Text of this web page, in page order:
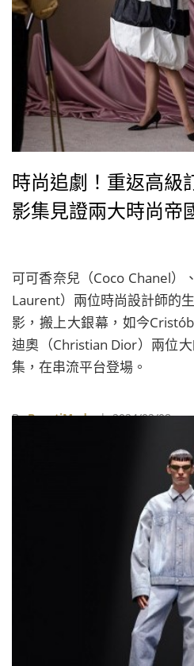
時尚追劇！重返高級
影集見證兩大時尚帝
可可香奈兒（Coco Chanel）
Laurent）兩位時尚設計師的
影，搬上大銀幕，如今
迪奧（Christian Dior）兩位
集，在串流平台登場。
ByBeautiMode| 2024/02/08